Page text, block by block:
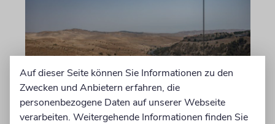
JUSTIZ
Israelischer Siedler wegen
Tötung eines Palästinensers
Auf dieser Seite können Sie Informationen zu den
Zwecken und Anbietern erfahren, die
personenbezogene Daten auf unserer Webseite
verarbeiten. Weitergehende Informationen finden Sie